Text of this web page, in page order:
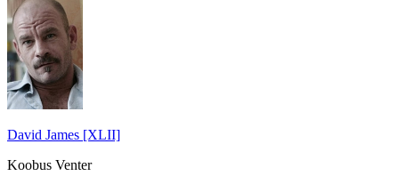
David James [XLII]
Koobus Venter